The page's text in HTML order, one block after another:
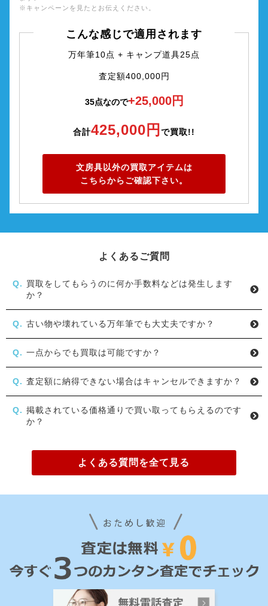
※キャンペーンを見たとお伝えください。
こんな感じで適用されます
万年筆10点 + キャンプ道具25点
査定額400,000円
35点なので+25,000円
合計425,000円 で買取!!
文房具以外の買取アイテムは
こちらからご確認下さい。
よくあるご質問
買取をしてもらうのに何か手数料などは発生します
か？
古い物や壊れている万年筆でも大丈夫ですか？
一点からでも買取は可能ですか？
査定額に納得できない場合はキャンセルできますか？
掲載されている価格通りで買い取ってもらえるのです
か？
よくある質問を全て見る